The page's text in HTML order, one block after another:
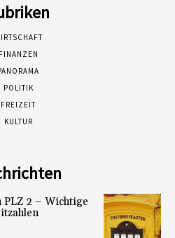
FINANZEN
POLITIK
FREIZEIT
KULTUR
PLZ 2 – Wichtige